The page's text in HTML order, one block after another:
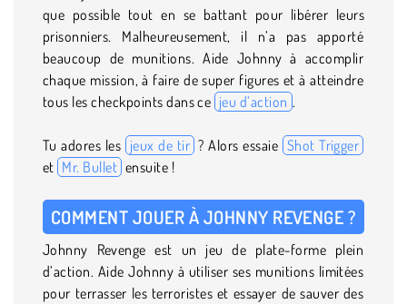
que possible tout en se battant pour libérer leurs
prisonniers. Malheureusement, il n’a pas apporté
beaucoup de munitions. Aide Johnny à accomplir
chaque mission, à faire de super figures et à atteindre
tous les checkpoints dans ce jeu d’action .
Tu adores les jeux de tir ? Alors essaie Shot Trigger
et Mr. Bullet ensuite !
COMMENT JOUER À JOHNNY REVENGE ?
Johnny Revenge est un jeu de plate-forme plein
d’action. Aide Johnny à utiliser ses munitions limitées
pour terrasser les terroristes et essayer de sauver des